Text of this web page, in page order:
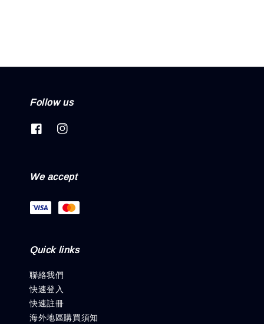
Follow us
We accept
Quick links
聯絡我們
快速登入
快速註冊
海外地區購買須知